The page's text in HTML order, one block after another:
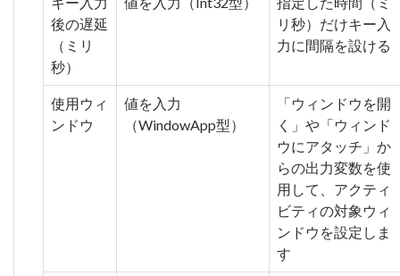
後の遅延
（ミリ
秒）
リ秒）だけキー入
力に間隔を設ける
使用ウィ
ンドウ
値を入力
（WindowApp型）
「ウィンドウを開
く」や「ウィンド
ウにアタッチ」か
らの出力変数を使
用して、アクティ
ビティの対象ウィ
ンドウを設定しま
す